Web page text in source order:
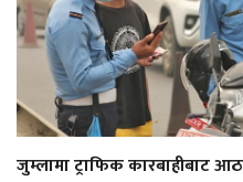
जुम्लामा ट्राफिक कारबाहीबाट